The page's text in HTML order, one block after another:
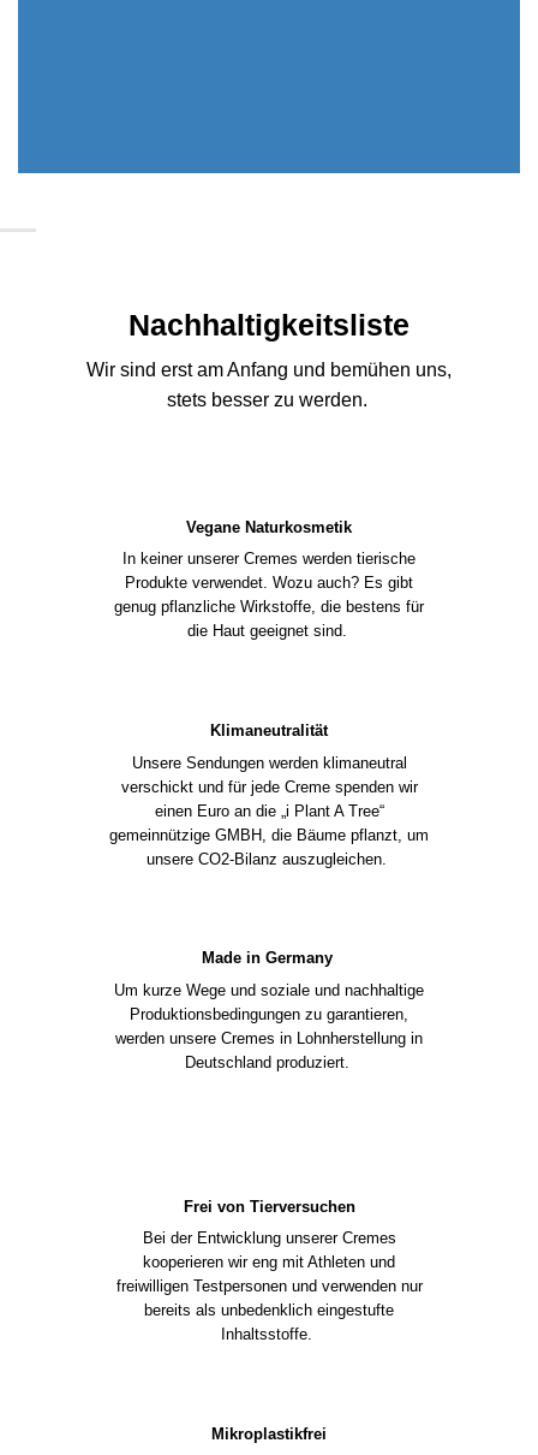
Nachhaltigkeitsliste
Wir sind erst am Anfang und bemühen uns,
stets besser zu werden.
Vegane Naturkosmetik
In keiner unserer Cremes werden tierische
Produkte verwendet. Wozu auch? Es gibt
genug pflanzliche Wirkstoffe, die bestens für
die Haut geeignet sind.
Klimaneutralität
Unsere Sendungen werden klimaneutral
verschickt und für jede Creme spenden wir
einen Euro an die „i Plant A Tree“
gemeinnützige GMBH, die Bäume pflanzt, um
unsere CO2-Bilanz auszugleichen.
Made in Germany
Um kurze Wege und soziale und nachhaltige
Produktionsbedingungen zu garantieren,
werden unsere Cremes in Lohnherstellung in
Deutschland produziert.
Frei von Tierversuchen
Bei der Entwicklung unserer Cremes
kooperieren wir eng mit Athleten und
freiwilligen Testpersonen und verwenden nur
bereits als unbedenklich eingestufte
Inhaltsstoffe.
Mikroplastikfrei